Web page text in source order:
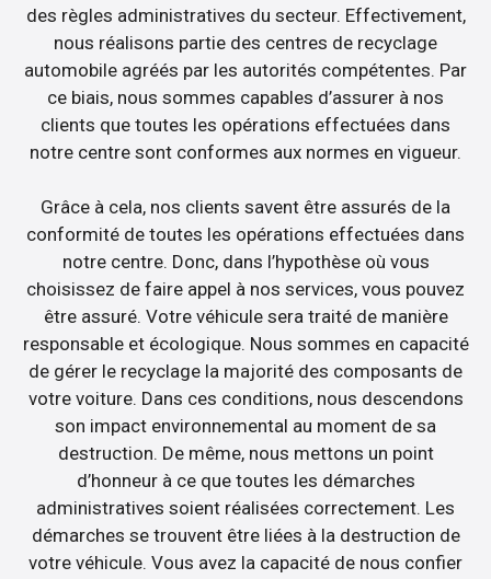
des règles administratives du secteur. Effectivement,
nous réalisons partie des centres de recyclage
automobile agréés par les autorités compétentes. Par
ce biais, nous sommes capables d’assurer à nos
clients que toutes les opérations effectuées dans
notre centre sont conformes aux normes en vigueur.
Grâce à cela, nos clients savent être assurés de la
conformité de toutes les opérations effectuées dans
notre centre. Donc, dans l’hypothèse où vous
choisissez de faire appel à nos services, vous pouvez
être assuré. Votre véhicule sera traité de manière
responsable et écologique. Nous sommes en capacité
de gérer le recyclage la majorité des composants de
votre voiture. Dans ces conditions, nous descendons
son impact environnemental au moment de sa
destruction. De même, nous mettons un point
d’honneur à ce que toutes les démarches
administratives soient réalisées correctement. Les
démarches se trouvent être liées à la destruction de
votre véhicule. Vous avez la capacité de nous confier